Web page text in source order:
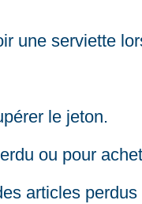
une serviette
le jeton.
ou pour
articles perdus